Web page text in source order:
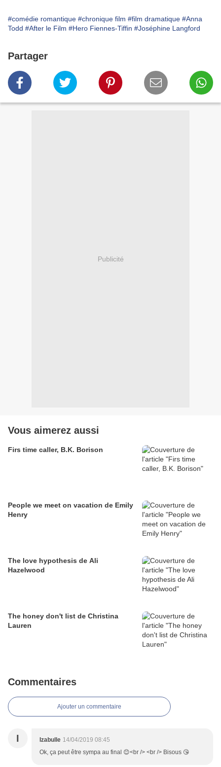
#comédie romantique #chronique film #film dramatique #Anna
Todd #After le Film #Hero Fiennes-Tiffin #Joséphine Langford
Partager
Publicité
Vous aimerez aussi
Firs time caller, B.K. Borison
People we meet on vacation de Emily
Henry
The love hypothesis de Ali
Hazelwood
The honey don't list de Christina
Lauren
Commentaires
Ajouter un commentaire
I Izabulle 14/04/2019 08:45
Ok, ça peut être sympa au final 😊<br /> <br /> Bisous 😘